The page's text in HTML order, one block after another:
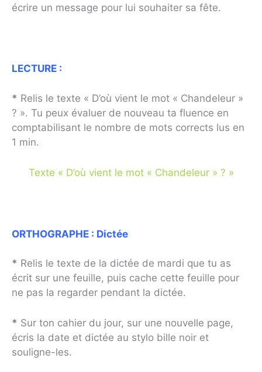
écrire un message pour lui souhaiter sa fête.
LECTURE :
* Relis le texte « D’où vient le mot « Chandeleur »
? ». Tu peux évaluer de nouveau ta fluence en
comptabilisant le nombre de mots corrects lus en
1 min.
Texte « D’où vient le mot « Chandeleur » ? »
ORTHOGRAPHE : Dictée
* Relis le texte de la dictée de mardi que tu as
écrit sur une feuille, puis cache cette feuille pour
ne pas la regarder pendant la dictée.
* Sur ton cahier du jour, sur une nouvelle page,
écris la date et dictée au stylo bille noir et
souligne-les.